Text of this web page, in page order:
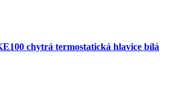
chytrá termostatická hlavice bílá